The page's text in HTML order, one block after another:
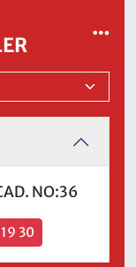
NO:36
30